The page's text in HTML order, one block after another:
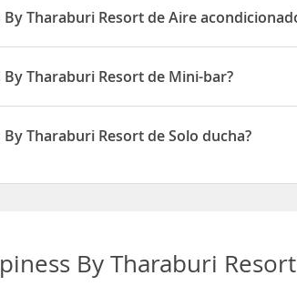
Tharaburi Resort de Aire
disponen de Aire acondicionado
Tharaburi Resort de Mini-bar?
disponen de Mini-bar
Tharaburi Resort de Solo ducha?
By Tharaburi Resort